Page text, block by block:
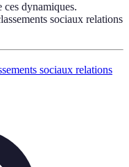
ces dynamiques.
sociaux relations
sociaux relations